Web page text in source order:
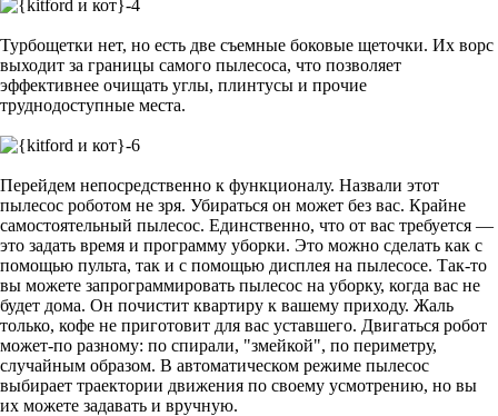
Турбощетки нет, но есть две съемные боковые щеточки. Их ворс
выходит за границы самого пылесоса, что позволяет
эффективнее очищать углы, плинтусы и прочие
труднодоступные места.
Перейдем непосредственно к функционалу. Назвали этот
пылесос роботом не зря. Убираться он может без вас. Крайне
самостоятельный пылесос. Единственно, что от вас требуется —
это задать время и программу уборки. Это можно сделать как с
помощью пульта, так и с помощью дисплея на пылесосе. Так-то
вы можете запрограммировать пылесос на уборку, когда вас не
будет дома. Он почистит квартиру к вашему приходу. Жаль
только, кофе не приготовит для вас уставшего. Двигаться робот
может-по разному: по спирали, "змейкой", по периметру,
случайным образом. В автоматическом режиме пылесос
выбирает траектории движения по своему усмотрению, но вы
их можете задавать и вручную.